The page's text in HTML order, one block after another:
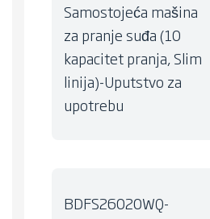
Samostojeća mašina
za pranje suđa (10
kapacitet pranja, Slim
linija)-Uputstvo za
upotrebu
BDFS26020WQ-